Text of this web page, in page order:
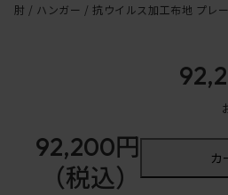
肘 / ハンガー / 抗ウイルス加工布地 プレ
92,200円
（税込）
カ